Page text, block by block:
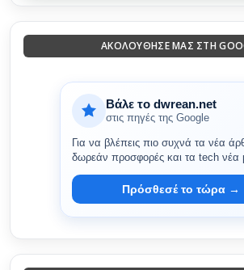
ΑΚΟΛΟΎΘΗΣΈ ΜΑΣ ΣΤΗ
Βάλε το dwrean.net
στις πηγές της Google
Για να βλέπεις πιο συχνά τα νέα
δωρεάν προσφορές και τα tech νέα
Πρόσθεσέ το τώρα →